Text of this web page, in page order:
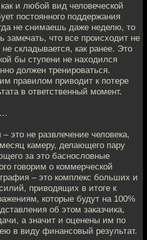
и любой вид человеческой
постоянного поддержания
не снимаешь даже неделю, то
замечать, что все происходит не
складывается, как ранее. Это
бы ступени не находился
должен тренироваться.
правилом приводит к потере
в ответственный момент.
это не развлечение человека,
камеру, делающего пару
за это баснословные
говорим о коммерческой
– это комплекс больших и
приводящих в итоге к
которые будут на 100%
об этом заказчика,
а значит и оценены им по
в виду финансовый результат.